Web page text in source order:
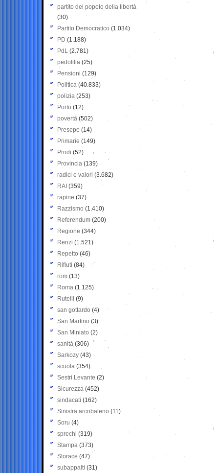
partito del popolo della libertà
(30)
Partito Democratico (1.034)
PD (1.188)
PdL (2.781)
pedofilia (25)
Pensioni (129)
Politica (40.833)
polizia (253)
Porto (12)
povertà (502)
Presepe (14)
Primarie (149)
Prodi (52)
Provincia (139)
radici e valori (3.682)
RAI (359)
rapine (37)
Razzismo (1.410)
Referendum (200)
Regione (344)
Renzi (1.521)
Repetto (46)
Rifiuti (84)
rom (13)
Roma (1.125)
Rutelli (9)
san gottardo (4)
San Martino (3)
San Miniato (2)
sanità (306)
Sarkozy (43)
scuola (354)
Sestri Levante (2)
Sicurezza (452)
sindacati (162)
Sinistra arcobaleno (11)
Soru (4)
sprechi (319)
Stampa (373)
Storace (47)
subappalti (31)